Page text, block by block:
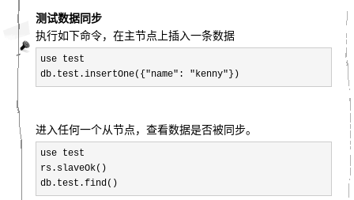
测试数据同步
执行如下命令，在主节点上插入一条数据
use test
db.test.insertOne({"name": "kenny"})
进入任何一个从节点，查看数据是否被同步。
use test
rs.slaveOk()
db.test.find()